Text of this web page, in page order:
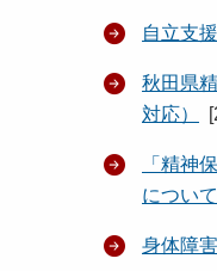
自立支
秋田県
対応）
[
「精神
につい
身体障